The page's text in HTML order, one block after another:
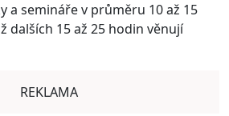
a semináře v průměru 10 až 15
dalších 15 až 25 hodin věnují
REKLAMA